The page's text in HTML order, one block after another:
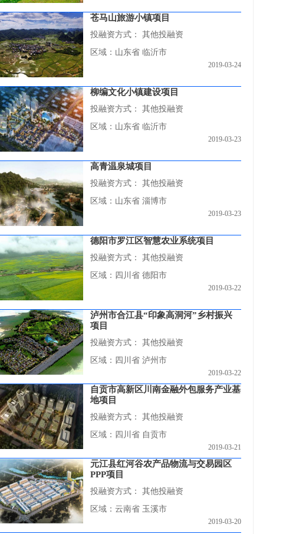
苍马山旅游小镇项目
投融资方式：
其他投融资
区域：山东省 临沂市
2019-03-24
柳编文化小镇建设项目
投融资方式：
其他投融资
区域：山东省 临沂市
2019-03-23
高青温泉城项目
投融资方式：
其他投融资
区域：山东省 淄博市
2019-03-23
德阳市罗江区智慧农业系统项目
投融资方式：
其他投融资
区域：四川省 德阳市
2019-03-22
泸州市合江县“印象高洞河”乡村振兴
项目
投融资方式：
其他投融资
区域：四川省 泸州市
2019-03-22
自贡市高新区川南金融外包服务产业基
地项目
投融资方式：
其他投融资
区域：四川省 自贡市
2019-03-21
元江县红河谷农产品物流与交易园区
PPP项目
投融资方式：
其他投融资
区域：云南省 玉溪市
2019-03-20